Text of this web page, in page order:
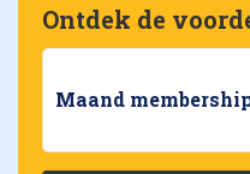
Ontdek de
Maand